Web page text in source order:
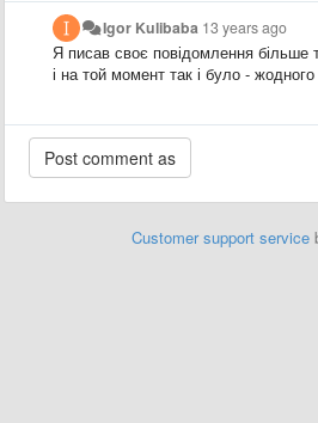
Igor Kulibaba 13 years ago
Я писав своє повідомлення більше
і на той момент так і було -
Customer support service